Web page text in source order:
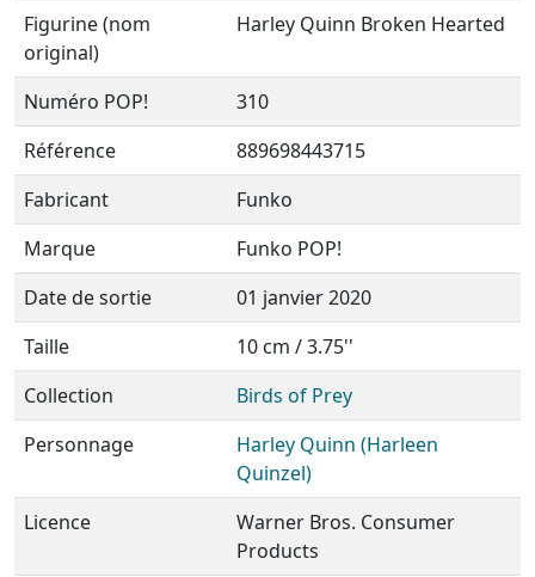
Figurine (nom
original)
Harley Quinn Broken Hearted
Numéro POP!
310
Référence
889698443715
Fabricant
Funko
Marque
Funko POP!
Date de sortie
01 janvier 2020
Taille
10 cm / 3.75''
Collection
Birds of Prey
Personnage
Harley Quinn (Harleen
Quinzel)
Licence
Warner Bros. Consumer
Products